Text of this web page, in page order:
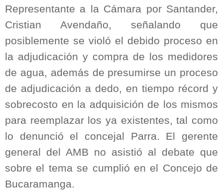
Representante a la Cámara por Santander,
Cristian Avendaño, señalando que
posiblemente se violó el debido proceso en
la adjudicación y compra de los medidores
de agua, además de presumirse un proceso
de adjudicación a dedo, en tiempo récord y
sobrecosto en la adquisición de los mismos
para reemplazar los ya existentes, tal como
lo denunció el concejal Parra. El gerente
general del AMB no asistió al debate que
sobre el tema se cumplió en el Concejo de
Bucaramanga.